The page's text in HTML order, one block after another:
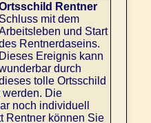
Rentner
Schluss mit dem
und Start
Rentnerdaseins.
Dieses Ereignis kann
durch
tolle Ortsschild
werden. Die
noch individuell
Rentner können Sie